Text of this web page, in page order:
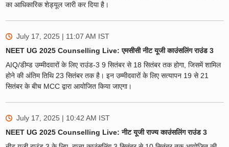
का आधिकारिक शेड्यूल जारी कर दिया है।
July 17, 2025 | 11:07 AM IST
NEET UG 2025 Counselling Live: एमसीसी नीट यूजी काउंसलिंग राउंड 3
AIQ/डीम्ड उम्मीदवारों के लिए राउंड-3 9 सितंबर से 18 सितंबर तक होगा, जिसमें शामिल
होने की अंतिम तिथि 23 सितंबर तक है। इन उम्मीदवारों के लिए सत्यापन 19 से 21
सितंबर के बीच MCC द्वारा आयोजित किया जाएगा।
July 17, 2025 | 10:42 AM IST
NEET UG 2025 Counselling Live: नीट यूजी राज्य काउंसलिंग राउंड 3